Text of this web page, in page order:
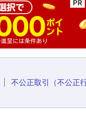
不公正取引（不公正